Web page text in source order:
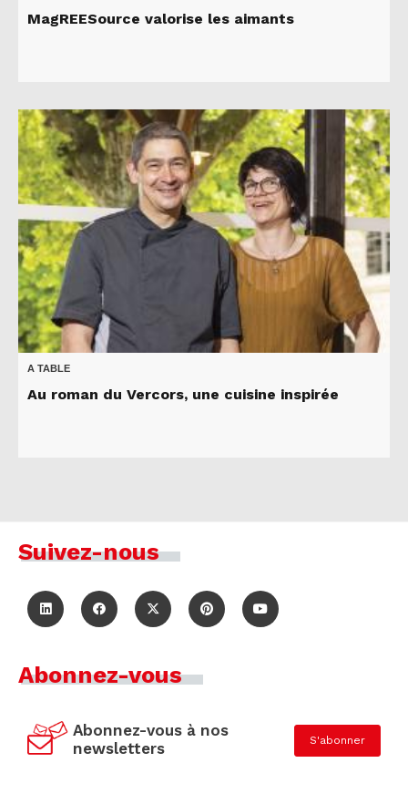
MagREESource valorise les aimants
A TABLE
Au roman du Vercors, une cuisine inspirée
Suivez-nous
Abonnez-vous
Abonnez-vous à nos
newsletters
S'abonner